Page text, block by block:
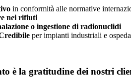
in conformità alle normative
nei rifiuti
o ingestione di radionuclidi
per impianti industriali e
è la gratitudine dei nostri